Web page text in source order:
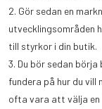
2. Gör sedan en
utvecklingsområden
till styrkor i din butik.
3. Du bör sedan
fundera på hur du vill
ofta vara att välja en